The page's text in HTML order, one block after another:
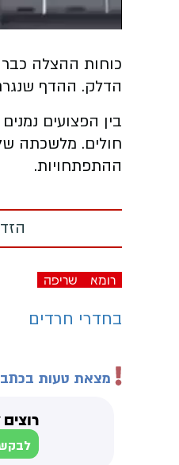
כוחות ההצלה
הדלק. ההדף
בין הפצועים
חולים. מלשכתה
ההתפתחויות.
רומא שריפה
בחדרי חרדים
מצאת טעות